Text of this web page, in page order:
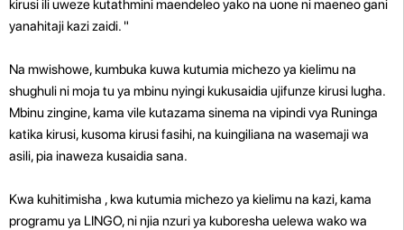
kirusi ili uweze kutathmini maendeleo yako na uone ni maeneo gani
yanahitaji kazi zaidi. "
Na mwishowe, kumbuka kuwa kutumia michezo ya kielimu na
shughuli ni moja tu ya mbinu nyingi kukusaidia ujifunze kirusi lugha.
Mbinu zingine, kama vile kutazama sinema na vipindi vya Runinga
katika kirusi, kusoma kirusi fasihi, na kuingiliana na wasemaji wa
asili, pia inaweza kusaidia sana.
Kwa kuhitimisha , kwa kutumia michezo ya kielimu na kazi, kama
programu ya LINGO, ni njia nzuri ya kuboresha uelewa wako wa